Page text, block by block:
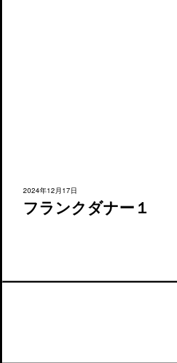
2024年12月17日
フランクダナー１